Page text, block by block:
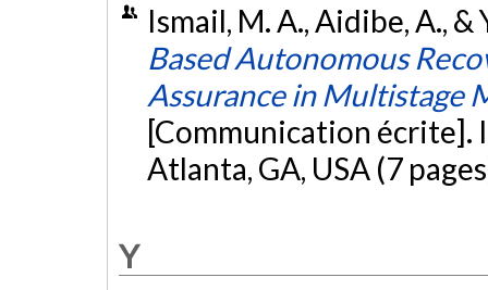
Ismail, M. A., Aidibe, A.,
Based Autonomous
Assurance in Multistage
[Communication écrite].
Atlanta, GA, USA (7
Y